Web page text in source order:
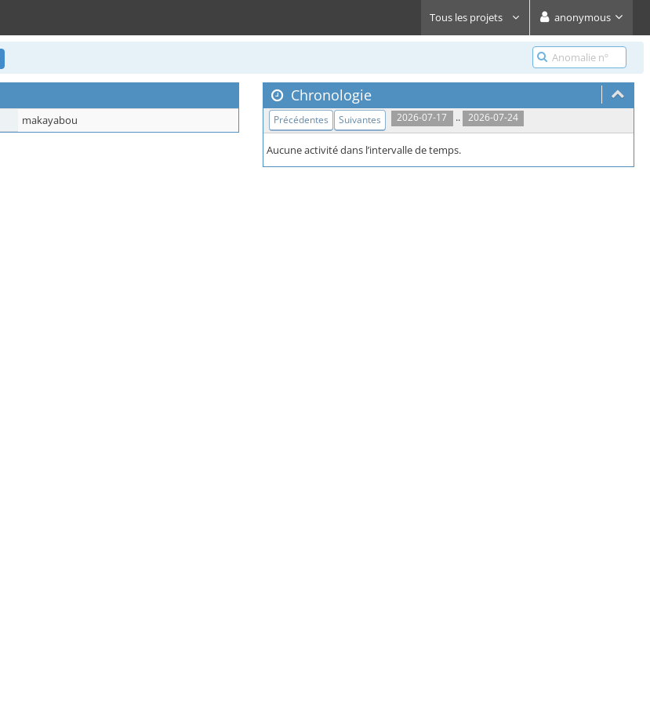
Tous les projets anonymous
makayabou
Chronologie
2026-07-17 .. 2026-07-24
Précédentes Suivantes
Aucune activité dans l’intervalle de temps.